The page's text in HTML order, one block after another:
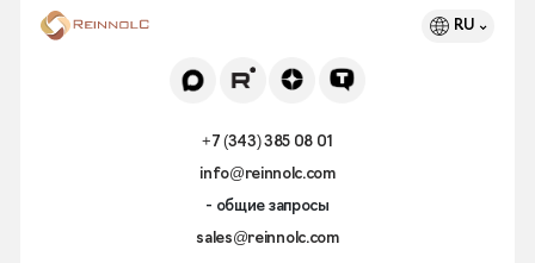
RU
+7 (343) 385 08 01
info@reinnolc.com
- общие запросы
sales@reinnolc.com